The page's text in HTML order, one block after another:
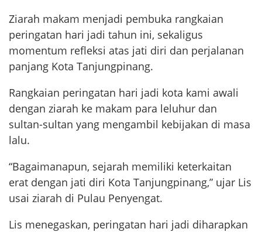
Ziarah makam menjadi pembuka rangkaian
peringatan hari jadi tahun ini, sekaligus
momentum refleksi atas jati diri dan perjalanan
panjang Kota Tanjungpinang.
Rangkaian peringatan hari jadi kota kami awali
dengan ziarah ke makam para leluhur dan
sultan-sultan yang mengambil kebijakan di masa
lalu.
“Bagaimanapun, sejarah memiliki keterkaitan
erat dengan jati diri Kota Tanjungpinang,” ujar Lis
usai ziarah di Pulau Penyengat.
Lis menegaskan, peringatan hari jadi diharapkan